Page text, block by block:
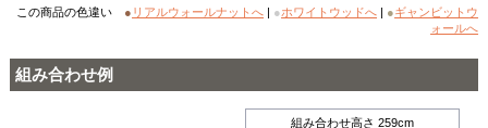
この商品の色違い ● リアルウォールナットへ | ●ホワイトウッドへ | ●ギャンビットウ
ォールへ
組み合わせ例
組み合わせ高さ 259cm